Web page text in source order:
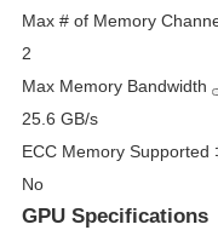
Max # of Memory
2
Max Memory Bandwidth
25.6 GB/s
ECC Memory Supported
No
GPU Specifications